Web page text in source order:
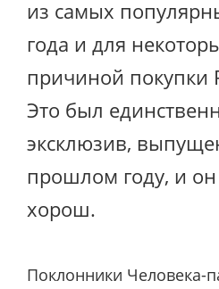
из самых
года и для
причиной покупки
Это был
эксклюзив,
прошлом году, и
хорош.
Поклонники Человека-